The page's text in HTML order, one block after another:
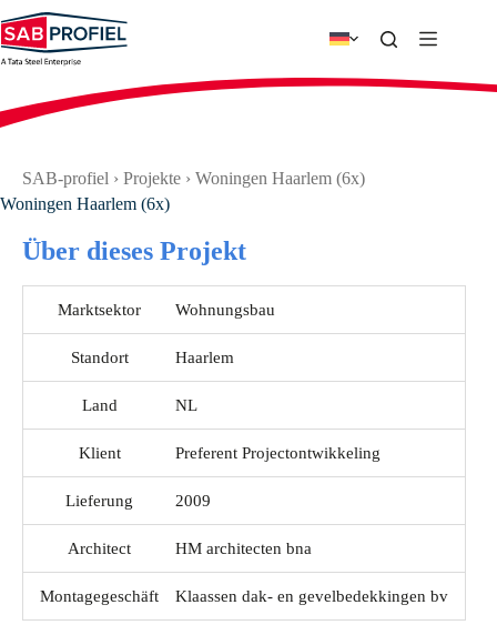
Inhalt
springen
SAB-profiel › Projekte › Woningen Haarlem (6x)
Woningen Haarlem (6x)
Über dieses Projekt
Marktsektor Wohnungsbau
Standort Haarlem
Land NL
Klient Preferent Projectontwikkeling
Lieferung 2009
Architect HM architecten bna
Montagegeschäft Klaassen dak- en gevelbedekkingen bv